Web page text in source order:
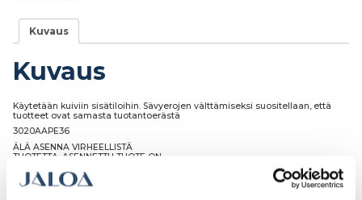
Kuvaus
Kuvaus
Käytetään kuiviin sisätiloihin. Sävyerojen välttämiseksi suositellaan, että
tuotteet ovat samasta tuotantoerästä
3020AAPE36
ÄLÄ ASENNA VIRHEELLISTÄ
TUOTETTA. ASENNETTU TUOTE ON